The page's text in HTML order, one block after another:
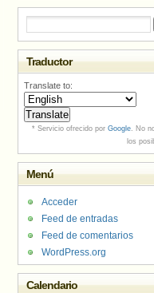
Traductor
Translate to:
* Servicio ofrecido por Google. No
los
Menú
Acceder
Feed de entradas
Feed de comentarios
WordPress.org
Calendario